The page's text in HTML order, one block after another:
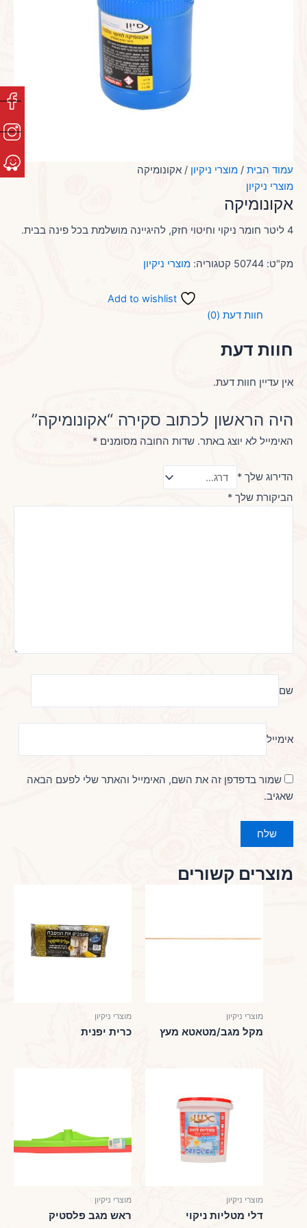
עמוד הבית / מוצרי ניקיון / אקונומיקה
מוצרי ניקיון
אקונומיקה
4 ליטר חומר ניקוי וחיטוי חזק, להיגיינה מושלמת בכל פינה בבית.
מק"ט: 50744 קטגוריה: מוצרי ניקיון
Add to wishlist
חוות דעת (0)
חוות דעת
אין עדיין חוות דעת.
היה הראשון לכתוב סקירה “אקונומיקה”
האימייל לא יוצג באתר. שדות החובה מסומנים *
הדירוג שלך *
הביקורת שלך *
שם
אימייל
שמור בדפדפן זה את השם, האימייל והאתר שלי לפעם הבאה
שאגיב.
מוצרים קשורים
מוצרי ניקיון
מקל מגב/מטאטא מעץ
מוצרי ניקיון
כרית יפנית
מוצרי ניקיון
דלי מטליות ניקוי
מוצרי ניקיון
ראש מגב פלסטיק